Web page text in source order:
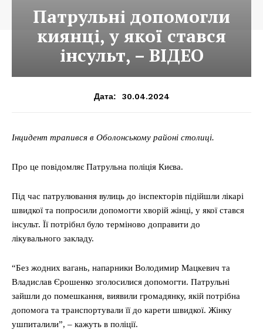
Патрульні допомогли
киянці, у якої стався
інсульт, – ВІДЕО
Дата: 30.04.2024
Інцидент трапився в Оболонському районі столиці.
Про це повідомляє Патрульна поліція Києва.
Під час патрулювання вулиць до інспекторів підійшли лікарі
швидкої та попросили допомогти хворій жінці, у якої стався
інсульт. Її потрібнл було терміново доправити до
лікувального закладу.
“Без жодних вагань, напарники Володимир Мацкевич та
Владислав Єрошенко зголосилися допомогти. Патрульні
зайшли до помешкання, виявили громадянку, якій потрібна
допомога та транспортували її до карети швидкої. Жінку
ушпиталили”, – кажуть в поліції.